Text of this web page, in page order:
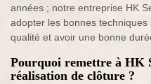
années ; notre entreprise HK
adopter les bonnes
qualité et avoir une bonne
Pourquoi remettre à HK
réalisation de clôture ?